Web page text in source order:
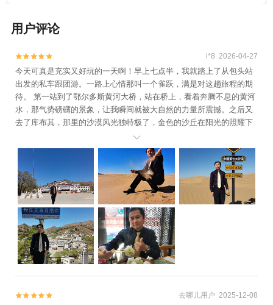
用户评论

 i*8 2026-04-27
今天可真是充实又好玩的一天啊！早上七点半，我就踏上了从包头站
出发的私车跟团游。一路上心情那叫一个雀跃，满是对这趟旅程的期
待。 第一站到了鄂尔多斯黄河大桥，站在桥上，看着奔腾不息的黄河
水，那气势磅礴的景象，让我瞬间就被大自然的力量所震撼。之后又
去了库布其，那里的沙漠风光独特极了，金色的沙丘在阳光的照耀下
闪闪发光，我还体验了一把在沙漠里行走的感觉，一脚踩下去，沙子
软软的，特别有趣。 中午的时候，当然要尝尝当地的特色烧麦啦。咬
上一口，皮薄馅大，味道鲜美，那口感至今都让我回味无穷。下午又
去了五当召，这座古老的寺庙充满了历史的韵味，里面的建筑和佛像
都特别精美，仿佛能让人穿越到过去。


 去哪儿用户 2025-12-08